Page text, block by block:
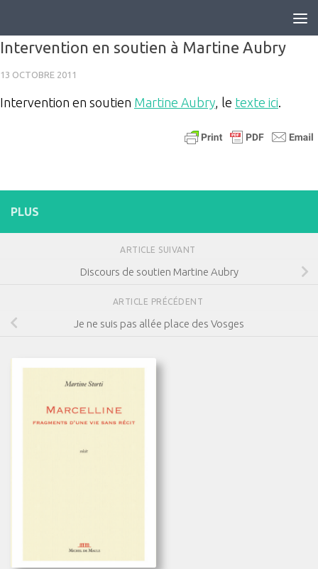
Intervention en soutien à Martine Aubry
13 OCTOBRE 2011
Intervention en soutien Martine Aubry, le texte ici.
PLUS
ARTICLE SUIVANT
Discours de soutien Martine Aubry
ARTICLE PRÉCÉDENT
Je ne suis pas allée place des Vosges